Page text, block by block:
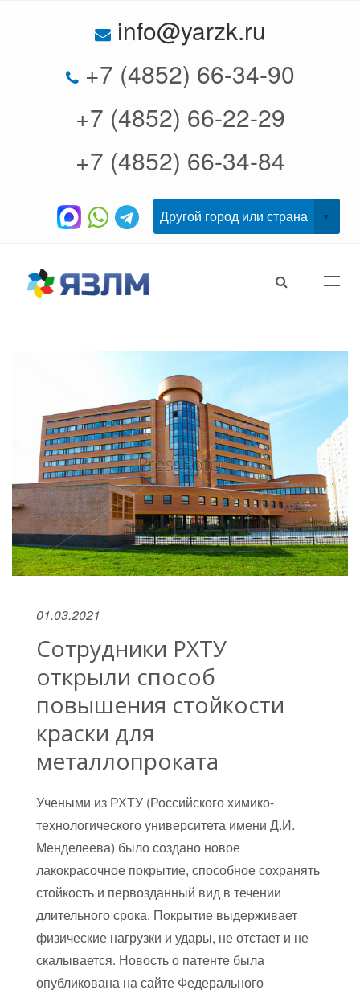
info@yarzk.ru
+7 (4852) 66-34-90
+7 (4852) 66-22-29
+7 (4852) 66-34-84
01.03.2021
Сотрудники РХТУ
открыли способ
повышения стойкости
краски для
металлопроката
Учеными из РХТУ (Российского химико-
технологического университета имени Д.И.
Менделеева) было создано новое
лакокрасочное покрытие, способное сохранять
стойкость и первозданный вид в течении
длительного срока. Покрытие выдерживает
физические нагрузки и удары, не отстает и не
скалывается. Новость о патенте была
опубликована на сайте Федерального